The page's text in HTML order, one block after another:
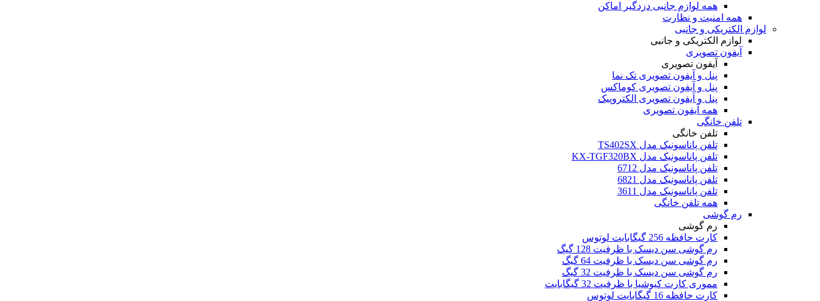
همه لوازم جانبی دزدگیر اماکن
همه امنیت و نظارت
لوازم الکتریکی و جانبی
لوازم الکتریکی و جانبی
آیفون تصویری
آیفون تصویری
پنل و آیفون تصویری تک نما
پنل و آیفون تصویری کوماکس
پنل و آیفون تصویری الکتروپیک
همه آیفون تصویری
تلفن خانگی
تلفن خانگی
تلفن پاناسونیک مدل TS402SX
تلفن پاناسونیک مدل KX-TGF320BX
تلفن پاناسونیک مدل 6712
تلفن پاناسونیک مدل 6821
تلفن پاناسونیک مدل 3611
همه تلفن خانگی
رم گوشی
رم گوشی
کارت حافظه 256 گیگابایت لوتوس
رم گوشی سن دیسک با ظرفیت 128 گیگ
رم گوشی سن دیسک با ظرفیت 64 گیگ
رم گوشی سن دیسک با ظرفیت 32 گیگ
مموری کارت کیوشیا با ظرفیت 32 گیگابایت
کارت حافظه 16 گیگابایت لوتوس